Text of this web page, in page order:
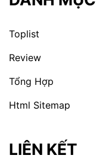
Toplist
Review
Tổng Hợp
Html Sitemap
LIÊN KẾT